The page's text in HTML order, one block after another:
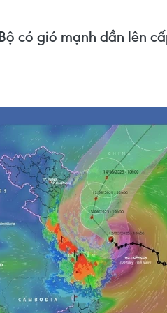
có gió mạnh dần lên